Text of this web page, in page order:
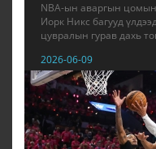
NBA-ын аваргын
Иорк Никс багууд
цувралын гурав дахь
2026-06-09